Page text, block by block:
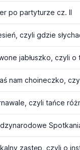
po partyturze cz. II
czyli gdzie
jabłuszko, czyli o
nam choineczko,
czyli tańce